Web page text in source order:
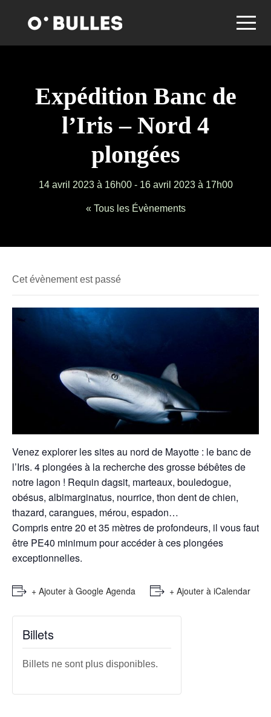
Expédition Banc de
l’Iris – Nord 4
plongées
14 avril 2023 à 16h00- 16 avril 2023 à 17h00
« Tous les Évènements
Cet évènement est passé
Venez explorer les sites au nord de Mayotte : le banc de
l’Iris. 4 plongées à la recherche des grosse bébêtes de
notre lagon ! Requin dagsit, marteaux, bouledogue,
obésus, albimarginatus, nourrice, thon dent de chien,
thazard, carangues, mérou, espadon…
Compris entre 20 et 35 mètres de profondeurs, il vous faut
être PE40 minimum pour accéder à ces plongées
exceptionnelles.
+ Ajouter à Google Agenda + Ajouter à iCalendar
Billets
Billets ne sont plus disponibles.